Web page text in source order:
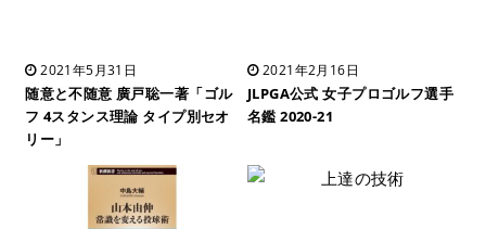
2021年5月31日
随意と不随意 廣戸聡一著「ゴル
フ 4スタンス理論 タイプ別セオ
リー」
2021年2月16日
JLPGA公式 女子プロゴルフ選手
名鑑 2020-21